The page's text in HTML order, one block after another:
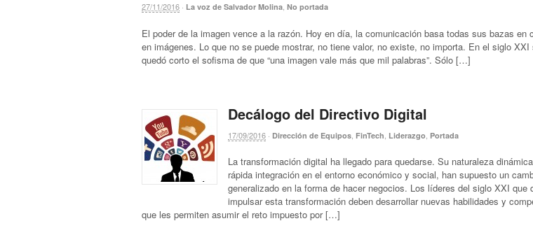
27/11/2016 · La voz de Salvador Molina No portada
El poder de la imagen vence a la razón. Hoy en día, la comunicación basa todas sus bazas en
en imágenes. Lo que no se puede mostrar, no tiene valor, no existe, no importa. En el siglo XXI
quedó corto el sofisma de que “una imagen vale más que mil palabras”. Sólo […]
Decálogo del Directivo Digital
17/09/2016 · Dirección de Equipos FinTech Liderazgo Portada
La transformación digital ha llegado para quedarse. Su naturaleza
rápida integración en el entorno económico y social, han supuesto un
generalizado en la forma de hacer negocios. Los líderes del siglo XXI que
impulsar esta transformación deben desarrollar nuevas habilidades y
que les permiten asumir el reto impuesto por […]